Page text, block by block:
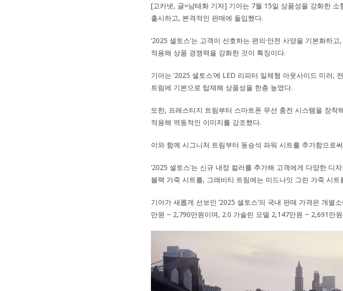
[고카넷, 글=남태화 기자] 기아는 7월 15일 상품성을 강화한 소
출시하고, 본격적인 판매에 돌입했다.
‘2025 셀토스’는 고객이 선호하는 편의·안전 사양을 기본화하
적용해 상품 경쟁력을 강화한 것이 특징이다.
기아는 ‘2025 셀토스’에 LED 리피터 일체형 아웃사이드 미러,
트림에 기본으로 탑재해 상품성을 한층 높였다.
또한, 프레스티지 트림부터 스마트폰 무선 충전 시스템을 장
적용해 역동적인 이미지를 강조했다.
이와 함께 시그니처 트림부터 동승석 파워 시트를 추가함으로
‘2025 셀토스’는 신규 내장 컬러를 추가해 고객에게 다양한 디
블랙 가죽 시트를, 그래비티 트림에는 미드나잇 그린 가죽 시트
기아가 새롭게 선보인 ‘2025 셀토스’의 국내 판매 가격은 개
만원 ~ 2,790만원이며, 2.0 가솔린 모델 2,147만원 ~ 2,691만